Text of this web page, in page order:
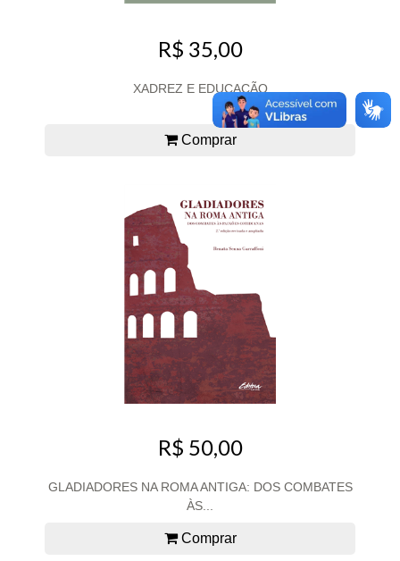
R$ 35,00
XADREZ E EDUCAÇÃO
Comprar
R$ 50,00
GLADIADORES NA ROMA ANTIGA: DOS COMBATES
ÀS...
Comprar